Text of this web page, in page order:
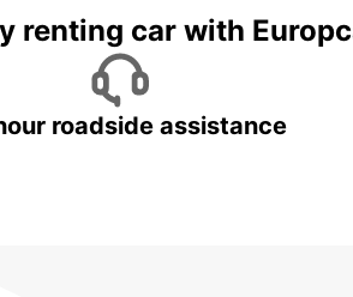
renting car with
roadside assistance